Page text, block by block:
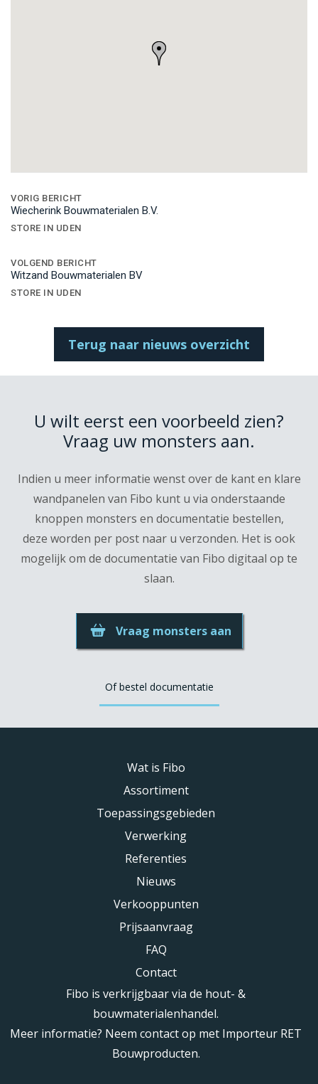
navigatie
VORIG BERICHT
Wiecherink Bouwmaterialen B.V.
STORE IN UDEN
VOLGEND BERICHT
Witzand Bouwmaterialen BV
STORE IN UDEN
Terug naar nieuws overzicht
U wilt eerst een voorbeeld zien?
Vraag uw monsters aan.
Indien u meer informatie wenst over de kant en klare
wandpanelen van Fibo kunt u via onderstaande
knoppen monsters en documentatie bestellen,
deze worden per post naar u verzonden. Het is ook
mogelijk om de documentatie van Fibo digitaal op te
slaan.
Vraag monsters aan
Of bestel documentatie
Wat is Fibo
Assortiment
Toepassingsgebieden
Verwerking
Referenties
Nieuws
Verkooppunten
Prijsaanvraag
FAQ
Contact
Fibo is verkrijgbaar via de hout- &
bouwmaterialenhandel.
Meer informatie? Neem contact op met Importeur RET
Bouwproducten.